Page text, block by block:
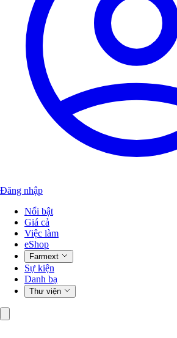
Đăng nhập
Nổi bật
Giá cả
Việc làm
eShop
Farmext
Sự kiện
Danh bạ
Thư viện